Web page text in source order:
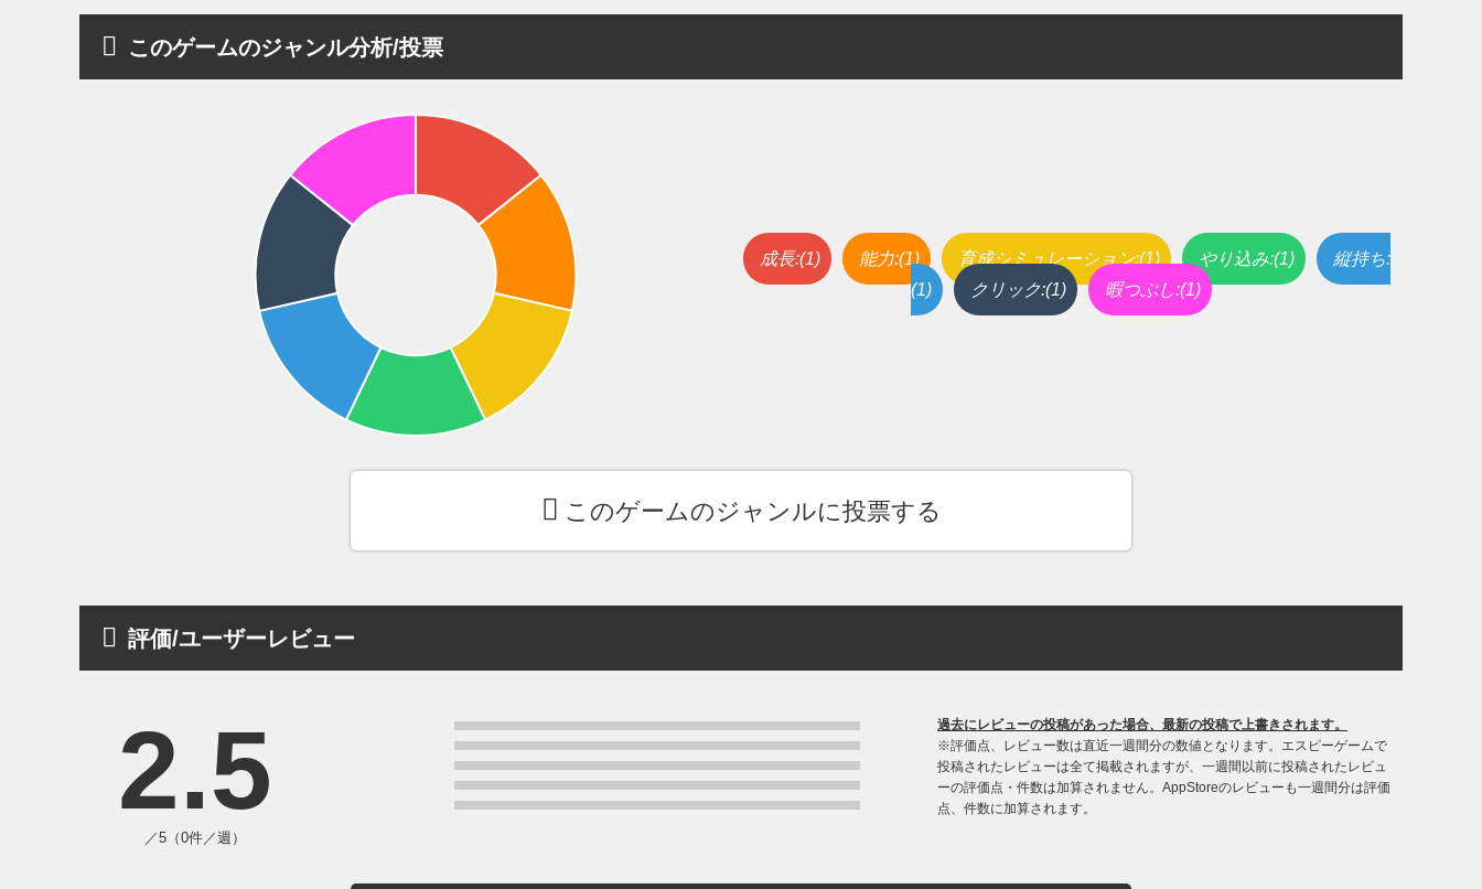
このゲームのジャンル分析/投票
成長:(1) 能力:(1) 育成シミュレーション:(1) やり込み:(1)
縦持ち:
(1)
クリック:(1) 暇つぶし:(1)
このゲームのジャンルに投票する
評価/ユーザーレビュー
2.5
／5（0件／週）
過去にレビューの投稿があった場合、最新の投稿で上書きされます。
※評価点、レビュー数は直近一週間分の数値となります。エスピーゲームで
投稿されたレビューは全て掲載されますが、一週間以前に投稿されたレビュ
ーの評価点・件数は加算されません。AppStoreのレビューも一週間分は評価
点、件数に加算されます。